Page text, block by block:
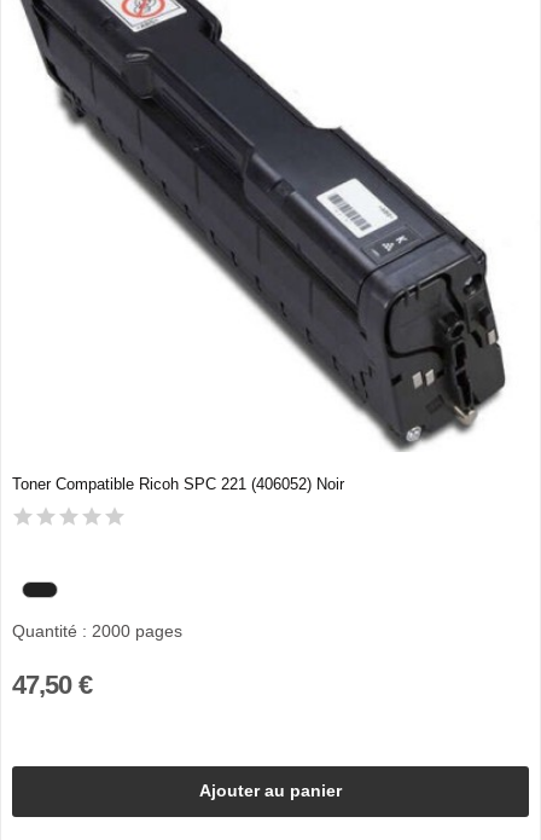
Toner Compatible Ricoh SPC 221 (406052) Noir
Quantité : 2000 pages
47,50 €
Ajouter au panier